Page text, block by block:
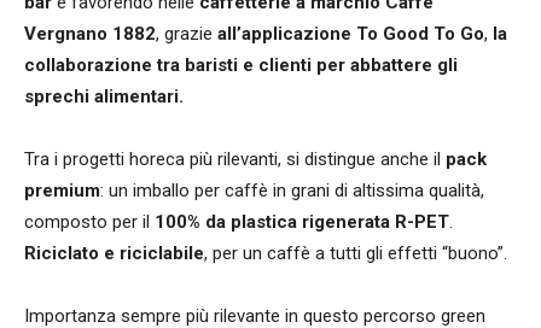
Vergnano 1882, grazie all’applicazione To Good To Go, la
collaborazione tra baristi e clienti per abbattere gli
sprechi alimentari.
Tra i progetti horeca più rilevanti, si distingue anche il pack
premium: un imballo per caffè in grani di altissima qualità,
composto per il 100% da plastica rigenerata R-PET.
Riciclato e riciclabile, per un caffè a tutti gli effetti “buono”.
Importanza sempre più rilevante in questo percorso green